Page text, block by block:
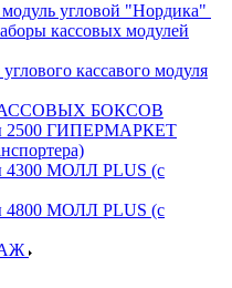
угловой "Нордика"
кассовых модулей
кассавого модуля
БОКСОВ
2500 ГИПЕРМАРКЕТ
4300 МОЛЛ PLUS (с
4800 МОЛЛ PLUS (с